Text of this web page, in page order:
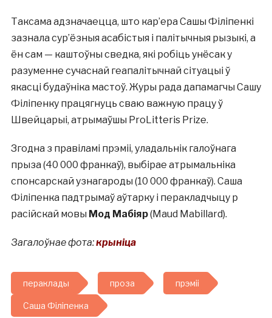
Таксама адзначаецца, што кар’ера Сашы Філіпенкі
зазнала сур’ёзныя асабістыя і палітычныя рызыкі, а
ён сам — каштоўны сведка, які робіць унёсак у
разуменне сучаснай геапалітычнай сітуацыі ў
якасці будаўніка мастоў. Журы рада дапамагчы Сашу
Філіпенку працягнуць сваю важную працу ў
Швейцарыі, атрымаўшы ProLitteris Prize.
Згодна з правіламі прэміі, уладальнік галоўнага
прыза (40 000 франкаў), выбірае атрымальніка
спонсарскай узнагароды (10 000 франкаў). Саша
Філіпенка падтрымаў аўтарку і перакладчыцу p
расійскай мовы Мод Мабіяр(Maud Mabillard).
Загалоўнае фота:крыніца
пераклады проза прэміі
Саша Філіпенка